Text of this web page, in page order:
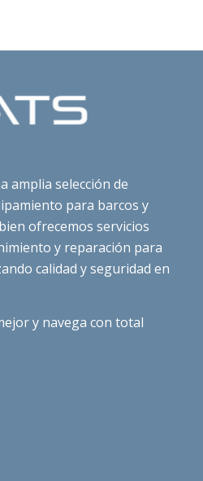
amplia selección de
para barcos y
ofrecemos servicios
y reparación para
calidad y seguridad en
y navega con total